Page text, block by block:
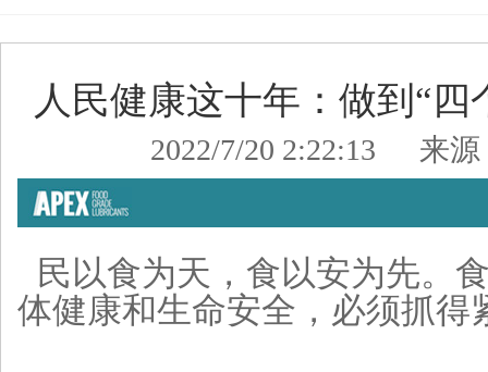
人民健康这十年：做到“
2022/7/20 2:22:13 来
民以食为天，食以安为先。
体健康和生命安全，必须抓得